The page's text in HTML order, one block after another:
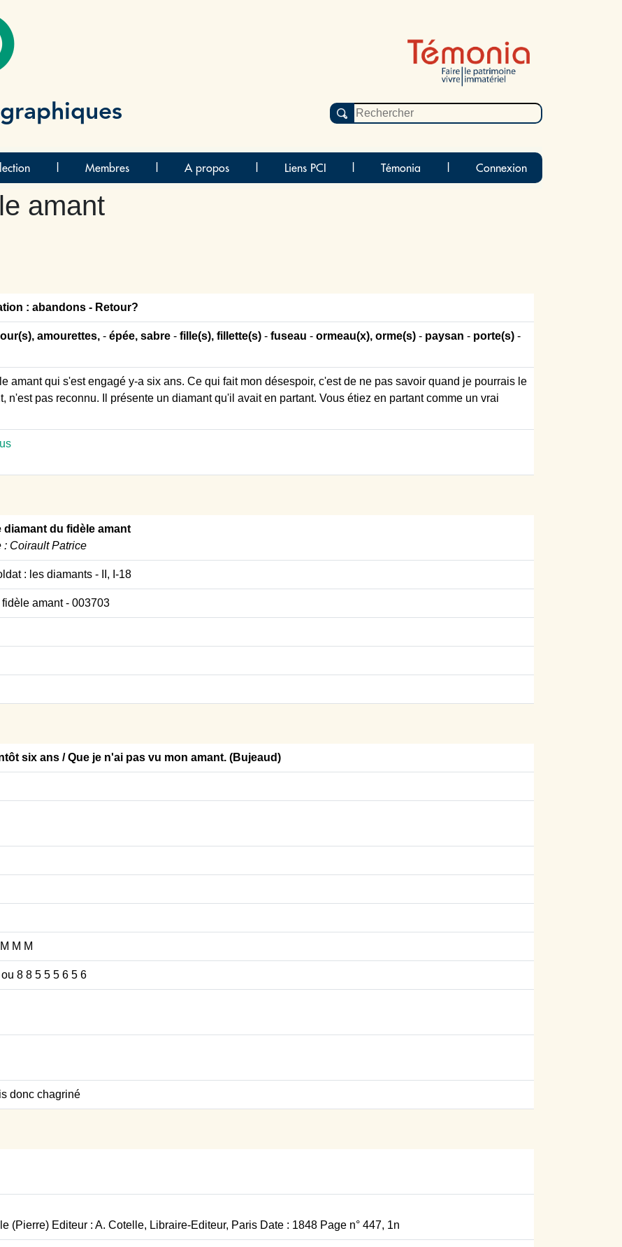
Membres A propos Liens PCI Témonia Connexion
amant
: abandons - Retour?
amourettes, - épée, sabre - fille(s), fillette(s) - fuseau - ormeau(x), orme(s) - paysan - porte(s) -
amant qui s'est engagé y-a six ans. Ce qui fait mon désespoir, c'est de ne pas savoir quand je pourrais le
n'est pas reconnu. Il présente un diamant qu'il avait en partant. Vous étiez en partant comme un vrai
diamant du fidèle amant
: Coirault Patrice
: les diamants - II, I-18
fidèle amant- 003703
six ans / Que je n'ai pas vu mon amant. (Bujeaud)
M M
8 8 5 5 5 6 5 6
donc chagriné
(Pierre) Editeur : A. Cotelle, Libraire-Editeur, Paris Date : 1848 Page n° 447, 1n